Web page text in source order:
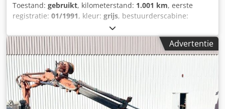
Toestand: gebruikt, kilometerstand: 1.001 km, eerste
registratie: 01/1991, kleur: grijs, bestuurderscabine:
overig
Voertuiglocatie: Bovenden, containervergrendeling,
achterste steun. Opbouw: Atlas haakarmsysteem op
Roland afzetframe (bouwjaar 1994). ACCESSOIRE-
INFORMATIE ZONDER GARANTIE, wijzigingen, tussentijdse
verkoop en vergissingen voorbehouden! Csdpjp N Apaefx
An Herf
Advertentie